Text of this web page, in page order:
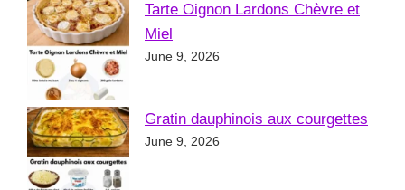
Tarte Oignon Lardons Chèvre et
Miel
June 9, 2026
Gratin dauphinois aux courgettes
June 9, 2026